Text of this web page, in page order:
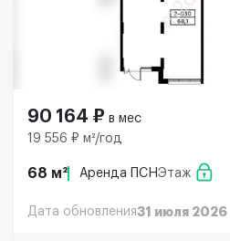
90 164 ₽ в мес
19 556 ₽ м²/год
68 м² Аренда ПСНЭтаж
Дата обновления31 июля 2026